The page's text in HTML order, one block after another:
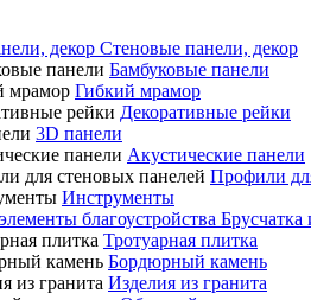
Стеновые панели, декор
Бамбуковые панели
Гибкий мрамор
Декоративные рейки
3D панели
Акустические панели
Профили
Инструменты
Брусчатка
Тротуарная плитка
Бордюрный камень
Изделия из гранита